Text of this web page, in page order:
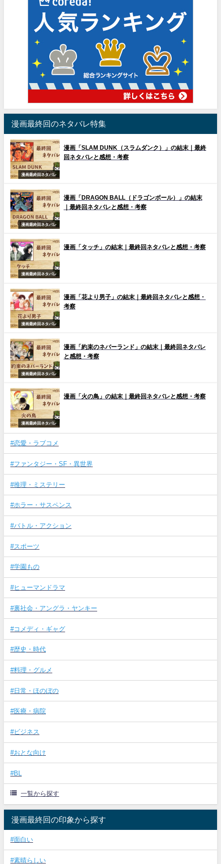
漫画最終回のネタバレ特集
漫画最終回ネタバレ
漫画「SLAM DUNK（スラムダンク）」の結末｜最終
回ネタバレと感想・考察
漫画最終回ネタバレ
漫画「DRAGON BALL（ドラゴンボール）」の結末
｜最終回ネタバレと感想・考察
漫画最終回ネタバレ
漫画「タッチ」の結末｜最終回ネタバレと感想・考察
漫画最終回ネタバレ
漫画「花より男子」の結末｜最終回ネタバレと感想・
考察
漫画最終回ネタバレ
漫画「約束のネバーランド」の結末｜最終回ネタバレ
と感想・考察
漫画最終回ネタバレ
漫画「火の鳥」の結末｜最終回ネタバレと感想・考察
#恋愛・ラブコメ
#ファンタジー・SF・異世界
#推理・ミステリー
#ホラー・サスペンス
#バトル・アクション
#スポーツ
#学園もの
#ヒューマンドラマ
#裏社会・アングラ・ヤンキー
#コメディ・ギャグ
#歴史・時代
#料理・グルメ
#日常・ほのぼの
#医療・病院
#ビジネス
#おとな向け
#BL
一覧から探す
漫画最終回の印象から探す
#面白い
#素晴らしい